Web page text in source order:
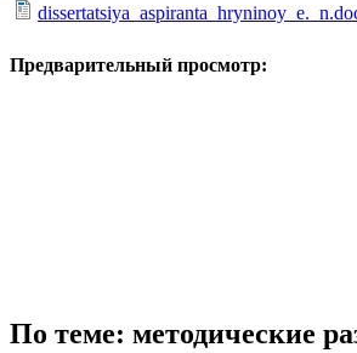
Предварительный просмотр:
По теме: методические